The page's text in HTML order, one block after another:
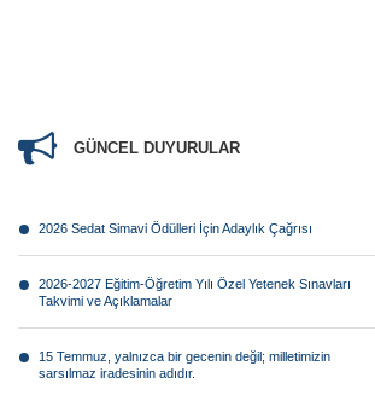
GÜNCEL DUYURULAR
2026 Sedat Simavi Ödülleri İçin Adaylık Çağrısı
2026-2027 Eğitim-Öğretim Yılı Özel Yetenek Sınavları
Takvimi ve Açıklamalar
15 Temmuz, yalnızca bir gecenin değil; milletimizin
sarsılmaz iradesinin adıdır.